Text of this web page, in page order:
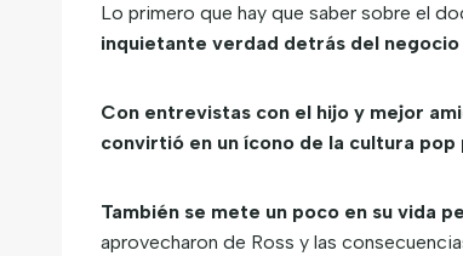
Lo primero que hay que saber sobre el
inquietante verdad detrás del negocio
Con entrevistas con el hijo y mejor
convirtió en un ícono de la cultura
También se mete un poco en su vida
aprovecharon de Ross y las